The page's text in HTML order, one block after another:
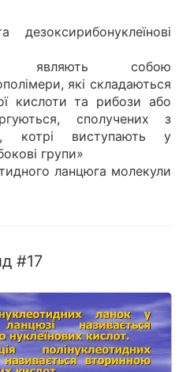
являють собою
які складаються
кислоти та рибози або
сполучених з
котрі виступають у
групи»
ланцюга молекули
#17